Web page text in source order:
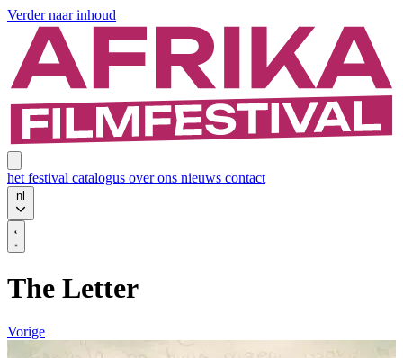
Verder naar inhoud
het festival catalogus over ons nieuws contact
nl
The Letter
Vorige